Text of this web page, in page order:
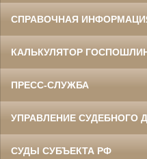
СПРАВОЧНАЯ
КАЛЬКУЛЯТОР
ПРЕСС-СЛУЖБА
УПРАВЛЕНИЕ СУДЕБНОГО
СУДЫ СУБЪЕКТА РФ